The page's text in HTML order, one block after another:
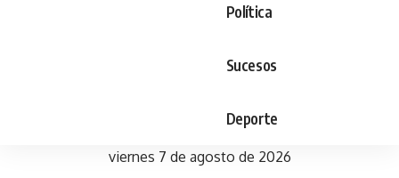
Política
Sucesos
Deporte
viernes 7 de agosto de 2026